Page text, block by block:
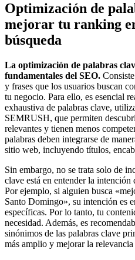
Optimización de
mejorar tu ranking
búsqueda
La optimización de palabras
fundamentales del SEO.
y frases que los usuarios buscan
tu negocio. Para ello, es esencial
exhaustiva de palabras clave,
SEMRUSH, que permiten
relevantes y tienen menos
palabras deben integrarse de
sitio web, incluyendo títulos,
Sin embargo, no se trata solo de
clave está en entender la intención
Por ejemplo, si alguien busca
Santo Domingo», su intención es
específicas. Por lo tanto, tu
necesidad. Además, es
sinónimos de las palabras clave
más amplio y mejorar la